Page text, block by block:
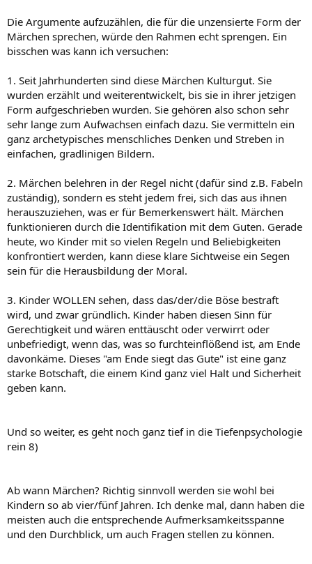
Die Argumente aufzuzählen, die für die unzensierte Form der
Märchen sprechen, würde den Rahmen echt sprengen. Ein
bisschen was kann ich versuchen:
1. Seit Jahrhunderten sind diese Märchen Kulturgut. Sie
wurden erzählt und weiterentwickelt, bis sie in ihrer jetzigen
Form aufgeschrieben wurden. Sie gehören also schon sehr
sehr lange zum Aufwachsen einfach dazu. Sie vermitteln ein
ganz archetypisches menschliches Denken und Streben in
einfachen, gradlinigen Bildern.
2. Märchen belehren in der Regel nicht (dafür sind z.B. Fabeln
zuständig), sondern es steht jedem frei, sich das aus ihnen
herauszuziehen, was er für Bemerkenswert hält. Märchen
funktionieren durch die Identifikation mit dem Guten. Gerade
heute, wo Kinder mit so vielen Regeln und Beliebigkeiten
konfrontiert werden, kann diese klare Sichtweise ein Segen
sein für die Herausbildung der Moral.
3. Kinder WOLLEN sehen, dass das/der/die Böse bestraft
wird, und zwar gründlich. Kinder haben diesen Sinn für
Gerechtigkeit und wären enttäuscht oder verwirrt oder
unbefriedigt, wenn das, was so furchteinflößend ist, am Ende
davonkäme. Dieses "am Ende siegt das Gute" ist eine ganz
starke Botschaft, die einem Kind ganz viel Halt und Sicherheit
geben kann.
Und so weiter, es geht noch ganz tief in die Tiefenpsychologie
rein 8)
Ab wann Märchen? Richtig sinnvoll werden sie wohl bei
Kindern so ab vier/fünf Jahren. Ich denke mal, dann haben die
meisten auch die entsprechende Aufmerksamkeitsspanne
und den Durchblick, um auch Fragen stellen zu können.